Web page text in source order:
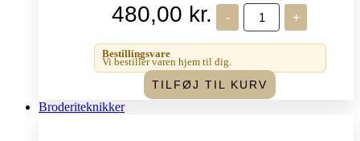
480,00 kr. -
Haandarbejdets
Fremme
-
Tusindfryd
VO
antal
+
Bestillingsvare
Vi bestiller varen hjem til dig.
TILFØJ TIL KURV
Broderiteknikker